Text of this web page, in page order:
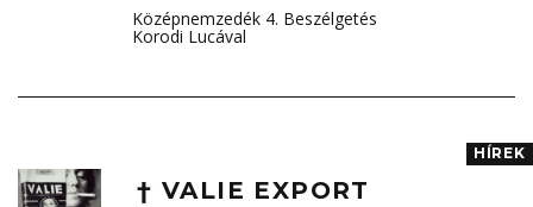
Középnemzedék 4. Beszélgetés
Korodi Lucával
† VALIE EXPORT
HÍREK